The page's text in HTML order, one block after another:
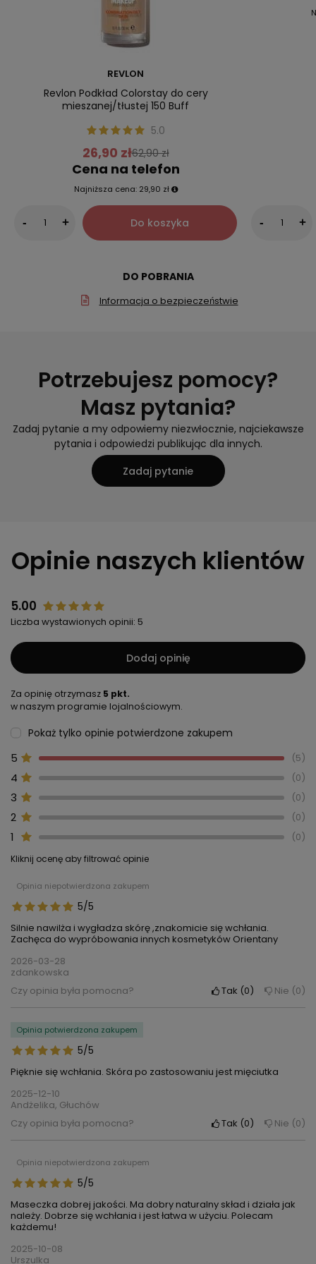
REVLON
Revlon Podkład Colorstay do cery
mieszanej/tłustej 150 Buff
5.0
26,90 zł62,90 zł
Cena na telefon
Najniższa cena: 29,90 zł
- + Do koszyka - +
DO POBRANIA
Informacja o bezpieczeństwie
Potrzebujesz pomocy?
Masz pytania?
Zadaj pytanie a my odpowiemy niezwłocznie, najciekawsze
pytania i odpowiedzi publikując dla innych.
Zadaj pytanie
Opinie naszych klientów
5.00
Liczba wystawionych opinii: 5
Dodaj opinię
Za opinię otrzymasz 5 pkt.
w naszym programie lojalnościowym.
Pokaż tylko opinie potwierdzone zakupem
5 5
4 0
3 0
2 0
1 0
Kliknij ocenę aby filtrować opinie
5/5
Opinia niepotwierdzona zakupem
Silnie nawilża i wygładza skórę ,znakomicie się wchłania.
Zachęca do wypróbowania innych kosmetyków Orientany
2026-03-28
zdankowska
Czy opinia była pomocna?
Tak 0 Nie 0
5/5
Opinia potwierdzona zakupem
Pięknie się wchłania. Skóra po zastosowaniu jest mięciutka
2025-12-10
Andżelika, Głuchów
Czy opinia była pomocna?
Tak 0 Nie 0
5/5
Opinia niepotwierdzona zakupem
Maseczka dobrej jakości. Ma dobry naturalny skład i działa jak
należy. Dobrze się wchłania i jest łatwa w użyciu. Polecam
każdemu!
2025-10-08
Urszulka